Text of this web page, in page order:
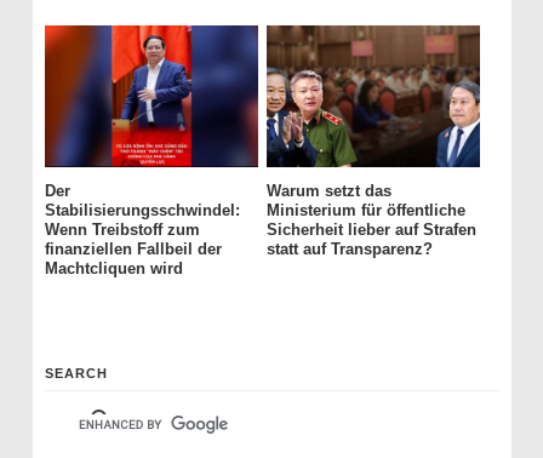
Der
Stabilisierungsschwindel:
Wenn Treibstoff zum
finanziellen Fallbeil der
Machtcliquen wird
Warum setzt das
Ministerium für öffentliche
Sicherheit lieber auf Strafen
statt auf Transparenz?
SEARCH